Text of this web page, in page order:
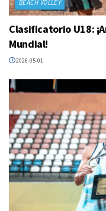
BEACH VOLLEY
Clasificatorio U18:
Mundial!
2026-05-01